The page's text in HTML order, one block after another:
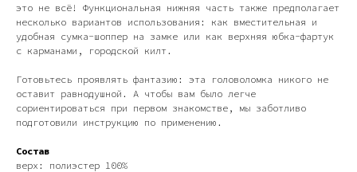
это не всё! Функциональная нижняя часть также предполагает
несколько вариантов использования: как вместительная и
удобная сумка-шоппер на замке или как верхняя юбка-фартук
с карманами, городской килт.
Готовьтесь проявлять фантазию: эта головоломка никого не
оставит равнодушной. А чтобы вам было легче
сориентироваться при первом знакомстве, мы заботливо
подготовили инструкцию по применению.
Состав
верх: полиэстер 100%